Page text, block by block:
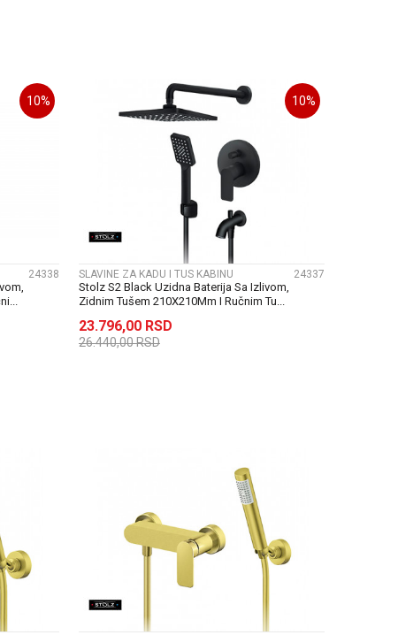
10%
24338
UPOREDI
10%
SLAVINE ZA KADU I TUS KABINU 24337
Stolz S2 Black Uzidna Baterija Sa Izlivom,
Zidnim Tušem 210X210Mm I Ručnim Tu...
23.796,00 RSD
26.440,00RSD
UPOREDI